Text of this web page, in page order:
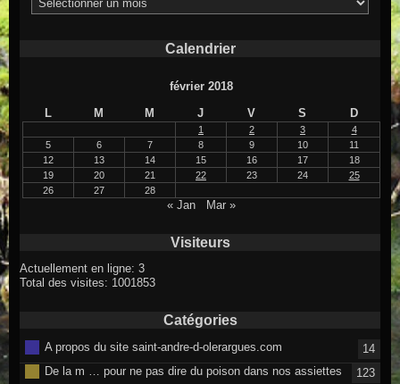
Archives
Calendrier
février 2018
L
M M J V S D
1 2 3
4
5
6 7 8 9 10
11
12
13 14 15 16 17
18
19
20 21 22 23 24
25
26
27 28
« Jan Mar »
Visiteurs
Actuellement en ligne: 3
Total des visites: 1001853
Catégories
A propos du site saint-andre-d-olerargues.com
14
De la m … pour ne pas dire du poison dans nos assiettes
123